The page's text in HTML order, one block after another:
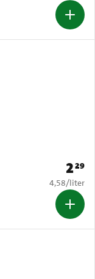
Prijs:
229
€ 4,58 per
4,58/liter